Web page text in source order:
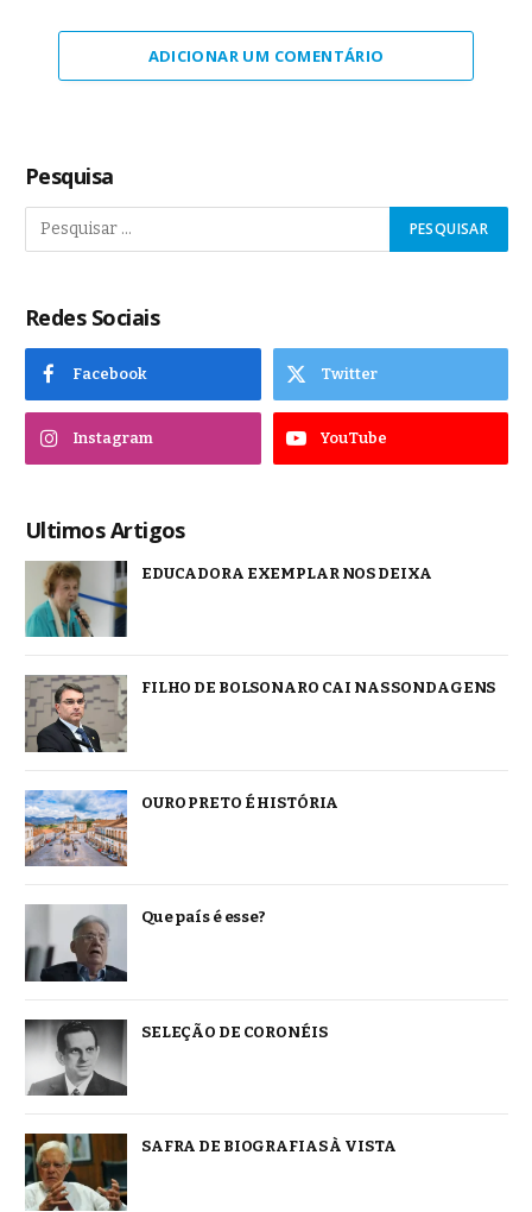
ADICIONAR UM COMENTÁRIO
Pesquisa
Redes Sociais
Facebook Twitter
Instagram YouTube
Ultimos Artigos
EDUCADORA EXEMPLAR NOS DEIXA
FILHO DE BOLSONARO CAI NAS SONDAGENS
OURO PRETO É HISTÓRIA
Que país é esse?
SELEÇÃO DE CORONÉIS
SAFRA DE BIOGRAFIAS À VISTA